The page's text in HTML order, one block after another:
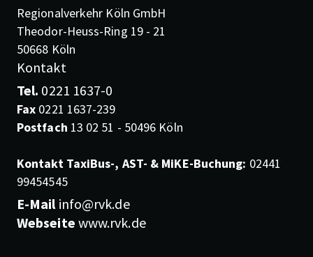
Regionalverkehr Köln GmbH
Theodor-Heuss-Ring 19 - 21
50668 Köln
Kontakt
Tel. 0221 1637-0
Fax 0221 1637-239
Postfach 13 02 51 - 50496 Köln
Kontakt TaxiBus-, AST- & MiKE-Buchung: 02441
99454545
E-Mail info@rvk.de
Webseite www.rvk.de